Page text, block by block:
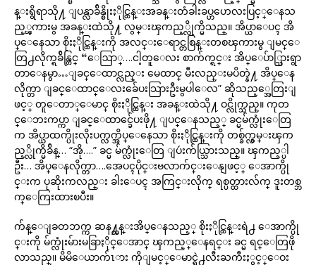
န္းရွိရာသို႔ ျပန္လာခ်ိန္စိုးႏိုင္ထြန္းအခန္းတံခါးခပ္ဟဟေလးပြင့္ေနသ
ည့္ၾကားမွ အခန္းထဲသို႔ လွမ္းၾကည့္လိုက္မိသည္။ အိပ္ယာေပၚ အိ
ပ္ေနေသာ စိုးႏိုင္ထြန္းကို အလင္းေရာင္တစြန္းတစၾကားမွ ျမင္ေ
တြ႕လိုက္ရခ်ိန္တြင္ “ေဩာ္….ငါ့တူေလး စာက်က္ရင္း အိပ္ေပ်ာ္သြားရွာ
တာေနမွာ…ျခင္ေထာင္လည္း မေထာင္ မီးလည္းမပိတ္နဲ႔ အိပ္ေန
လိုက္တာ ျခင္ေထာင္ေလးခ်ေပးသြားဦးမွပါေလ” ဆိုသည့္အေတြးျ
ဖင့္ တူေတာ္ေမာင္ စိုးႏိုင္ထြန္း အခန္းထဲသို႔ ဝင္လိုက္သည္။ ကုတ
င္ေဘးကပ္ကာ ျခင္ေထာင္ခ်ေပးဖို႔ ျပင္ေနသည့္ ခင္မမ်က္လုံးေတြ
က အိပ္ယာထက္ပိုးလိုးပက္လက္အိပ္ေနေသာ စိုးႏိုင္ထြန္းကို တစ္ခ်က္လွမ္းၾက
ည့္လိုက္မိခ်ိန္… “အို….” ခင္မ မ်က္လုံးေတြ ျပဴးက်ယ္သြားသည္။ ၾကည့္ပါ
ဦး… အိပ္ေနလိုက္တာ….အေပၚပိုင္းဗလာက်င္းေနျဖင့္ ေအာက္ပို
င္းက ပုဆိုးကလည္း ခါးေပၚ အကြင္းလိုက္ ရစ္ပတ္ထားလ်က္ ဒူးတစ္ဘ
က္ေကြးထားၿပီး။
က်န္ေျခတဘက္က ဆန႔္တန္းအိပ္ေနသည့္ စိုးႏိုင္ထြန္းရဲ႕ ေအာက္ပို
င္းကို မ်က္လုံးမ်ားမခြာႏိုင္ေအာင္ ၾကည့္ေနရင္း ခင္မ ရင္ေတြဖို
လာသည္။ မိမိေယာက်ၤား ကိုျမင့္ေမာင္ရဲ႕လီးႀကီးႏွင့္ေဝး